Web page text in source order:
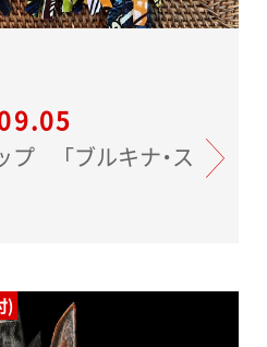
ナ・ス
)